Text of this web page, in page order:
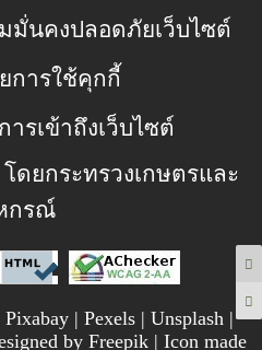
มั่นคงปลอดภัยเว็บไซต์
การใช้คุกกี้
รเข้าถึงเว็บไซต์
ดยกระทรวงเกษตรและ
กรณ์
| Pexels | Unsplash |
by Freepik | Icon made